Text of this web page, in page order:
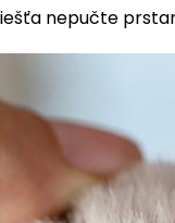
nepučte